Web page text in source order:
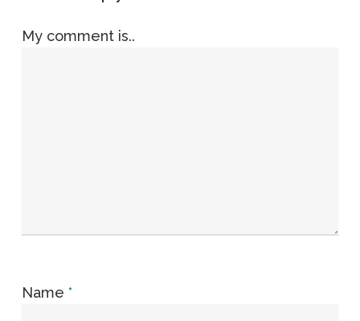
My comment is..
Name *